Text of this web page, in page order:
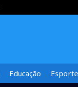
Educação Esporte